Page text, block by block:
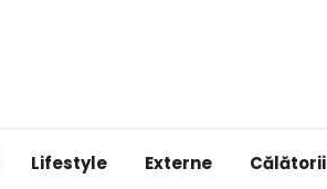
Lifestyle Externe Călătorii